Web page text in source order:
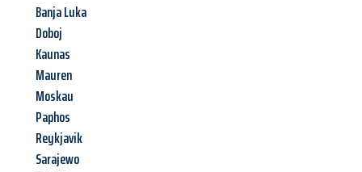
Banja Luka
Doboj
Kaunas
Mauren
Moskau
Paphos
Reykjavik
Sarajewo